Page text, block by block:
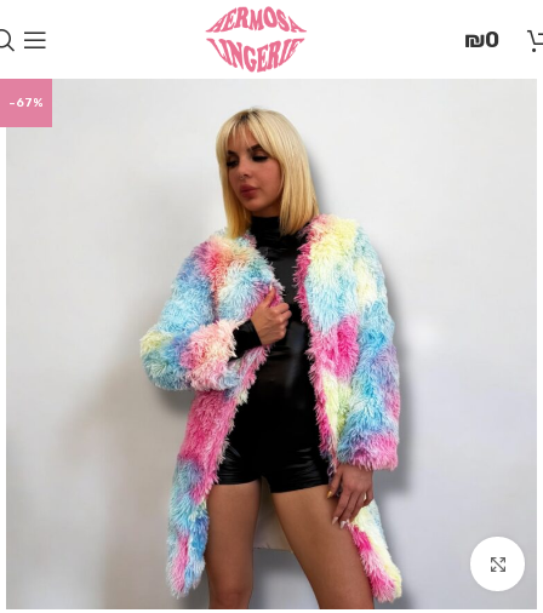
זֶה
₪0
-67%
Click to enlarge